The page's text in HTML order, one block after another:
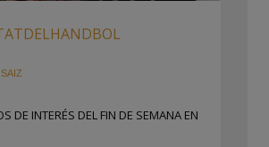
DE INTERÉS DEL FIN DE SEMANA EN